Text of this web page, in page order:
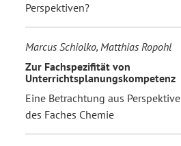
Perspektiven?
Marcus Schiolko, Matthias Ropohl
Zur Fachspezifität von
Unterrichtsplanungskompetenz
Eine Betrachtung aus Perspektive
des Faches Chemie